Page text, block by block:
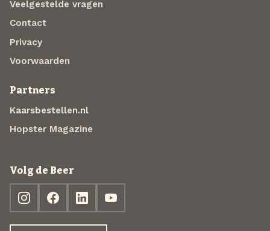
Veelgestelde vragen
Contact
Privacy
Voorwaarden
Partners
Kaarsbestellen.nl
Hopster Magazine
Volg de Beer